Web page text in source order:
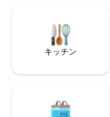
キッチン